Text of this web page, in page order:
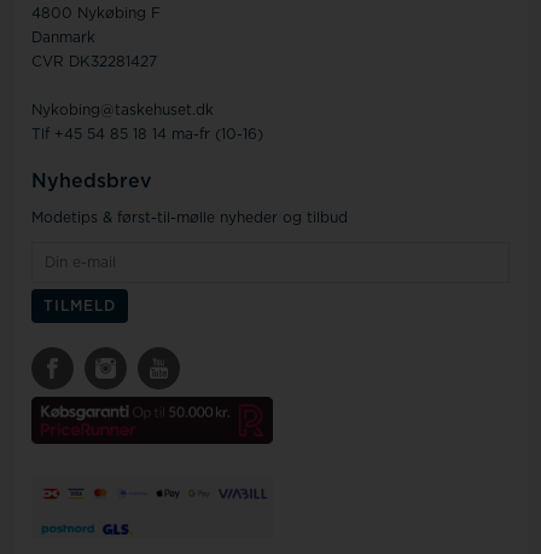
4800 Nykøbing F
Danmark
CVR DK32281427
Nykobing@taskehuset.dk
Tlf +45 54 85 18 14 ma-fr (10-16)
Nyhedsbrev
Modetips & først-til-mølle nyheder og tilbud